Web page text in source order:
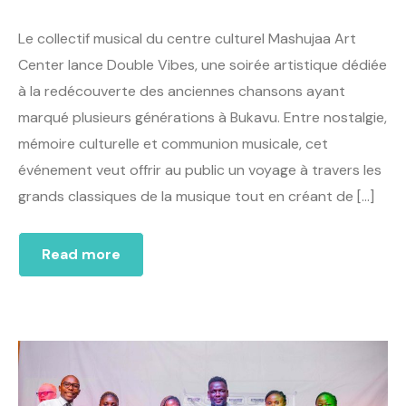
Le collectif musical du centre culturel Mashujaa Art
Center lance Double Vibes, une soirée artistique dédiée
à la redécouverte des anciennes chansons ayant
marqué plusieurs générations à Bukavu. Entre nostalgie,
mémoire culturelle et communion musicale, cet
événement veut offrir au public un voyage à travers les
grands classiques de la musique tout en créant de […]
Read more